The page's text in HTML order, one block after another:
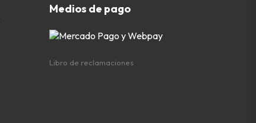
Medios de pago
Libro de reclamaciones